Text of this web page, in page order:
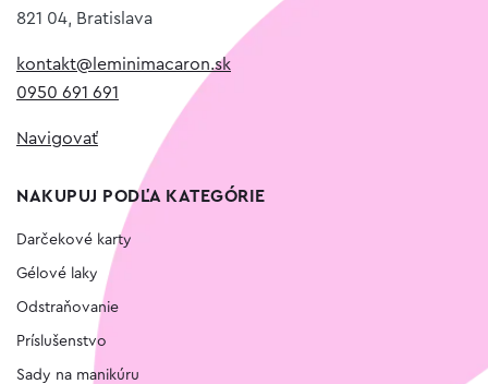
821 04, Bratislava
kontakt@leminimacaron.sk
0950 691 691
Navigovať
NAKUPUJ PODĽA KATEGÓRIE
Darčekové karty
Gélové laky
Odstraňovanie
Príslušenstvo
Sady na manikúru